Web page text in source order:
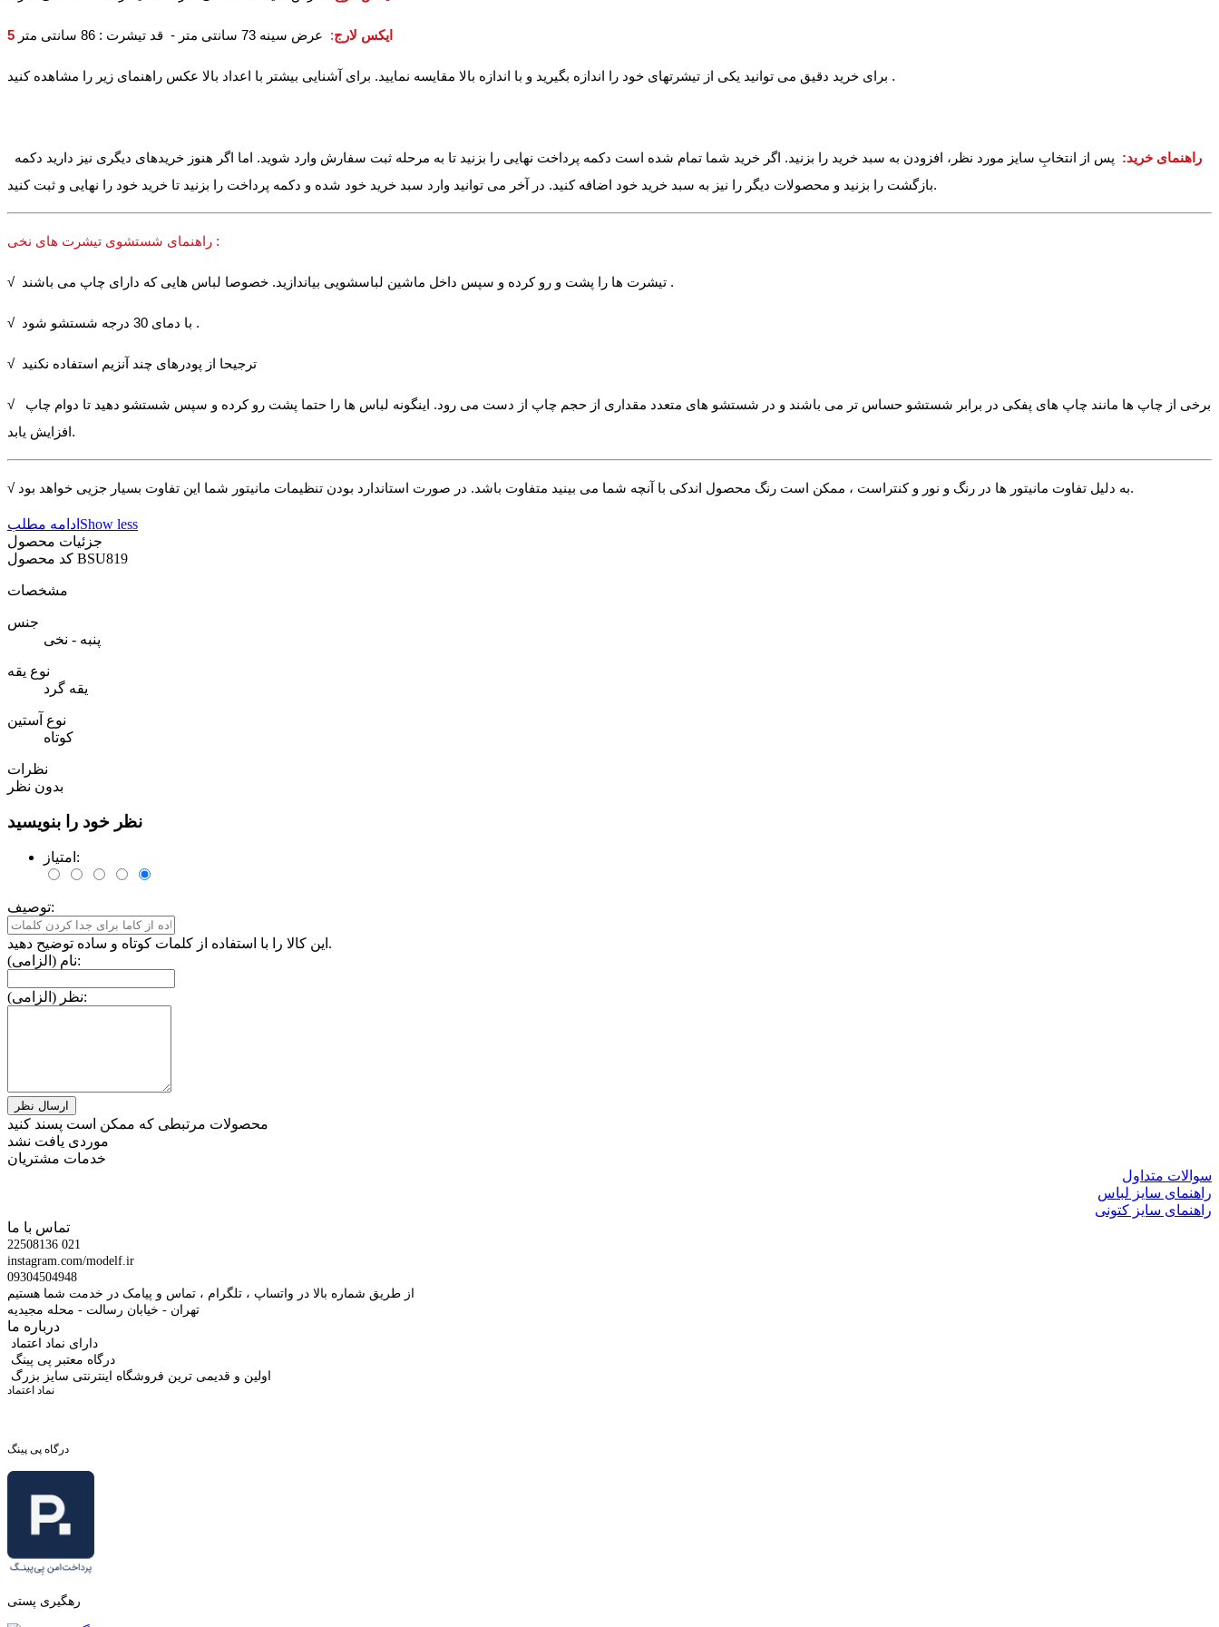
5 ایکس لارج: عرض سینه 73 سانتی متر - قد تیشرت : 86 سانتی متر
برای خرید دقیق می توانید یکی از تیشرتهای خود را اندازه بگیرید و با اندازه بالا مقایسه نمایید. برای آشنایی بیشتر با اعداد بالا عکس راهنمای زیر را مشاهده کنید .
راهنمای خرید: پس از انتخابِ سایز مورد نظر، افزودن به سبد خرید را بزنید. اگر خرید شما تمام شده است دکمه پرداخت نهایی را بزنید تا به مرحله ثبت سفارش وارد شوید. اما اگر هنوز خریدهای دیگری نیز دارید دکمه
بازگشت را بزنید و محصولات دیگر را نیز به سبد خرید خود اضافه کنید. در آخر می توانید وارد سبد خرید خود شده و دکمه پرداخت را بزنید تا خرید خود را نهایی و ثبت کنید.
راهنمای شستشوی تیشرت های نخی :
√ تیشرت ها را پشت و رو کرده و سپس داخل ماشین لباسشویی بیاندازید. خصوصا لباس هایی که دارای چاپ می باشند .
√ با دمای 30 درجه شستشو شود .
√ برخی از چاپ ها مانند چاپ های پفکی در برابر شستشو حساس تر می باشند و در شستشو های متعدد مقداری از حجم چاپ از دست می رود. اینگونه لباس ها را حتما پشت رو کرده و سپس شستشو دهید تا دوام چاپ
افزایش یابد.
√ به دلیل تفاوت مانیتور ها در رنگ و نور و کنتراست ، ممکن است رنگ محصول اندکی با آنچه شما می بینید متفاوت باشد. در صورت استاندارد بودن تنظیمات مانیتور شما این تفاوت بسیار جزیی خواهد بود.
ادامه مطلب Show less
جزئیات محصول
BSU819
مشخصات
جنس
پنبه - نخی
نوع یقه
یقه گرد
نوع آستین
کوتاه
نظرات
بدون نظر
نظر خود را بنویسید
امتیاز:
توصیف:
این کالا را با استفاده از کلمات کوتاه و ساده توضیح دهید.
نام (الزامی):
نظر (الزامی):
محصولات مرتبطی که ممکن است پسند کنید
موردی یافت نشد
خدمات مشتریان
سوالات متداول
راهنمای سایز لباس
راهنمای سایز کتونی
تماس با ما
22508136 021
instagram.com/modelf.ir
09304504948
از طریق شماره بالا در واتساپ ، تلگرام ، تماس و پیامک در خدمت شما هستیم
تهران - خیابان رسالت - محله مجیدیه
درباره ما
دارای نماد اعتماد
درگاه معتبر پی پینگ
اولین و قدیمی ترین فروشگاه اینترنتی سایز بزرگ
نماد اعتماد
درگاه پی پینگ
رهگیری پستی